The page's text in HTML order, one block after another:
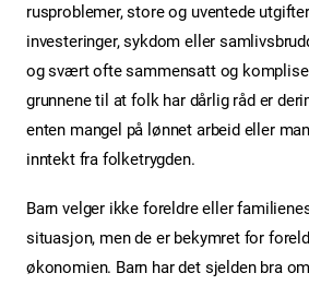
rusproblemer, store og uventede
investeringer, sykdom eller
og svært ofte sammensatt og
grunnene til at folk har dårlig råd er
enten mangel på lønnet arbeid eller
inntekt fra folketrygden.
Barn velger ikke foreldre eller
situasjon, men de er bekymret for
økonomien. Barn har det sjelden bra